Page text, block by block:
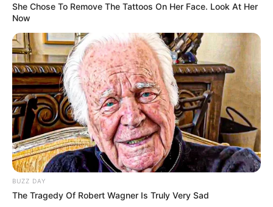
Pronostic Quinté en 6 chevaux
4 WORTH IT
10 KIMLEEN ST ELOI
3 SOIE DE COEUR
14 KALLIA
9 KRANEUR
13 MACCARELLU
She Chose To Remove The Tattoos On Her Face. Look At Her
Now
BUZZ DAY
The Tragedy Of Robert Wagner Is Truly Very Sad